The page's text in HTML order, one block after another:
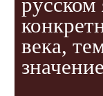
русском
века,